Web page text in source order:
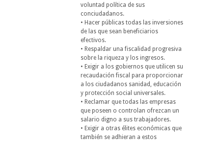
voluntad política de sus
conciudadanos.
• Hacer públicas todas las inversiones
de las que sean beneficiarios
efectivos.
• Respaldar una fiscalidad progresiva
sobre la riqueza y los ingresos.
• Exigir a los gobiernos que utilicen su
recaudación fiscal para proporcionar
a los ciudadanos sanidad, educación
y protección social universales.
• Reclamar que todas las empresas
que poseen o controlan ofrezcan un
salario digno a sus trabajadores.
• Exigir a otras élites económicas que
también se adhieran a estos